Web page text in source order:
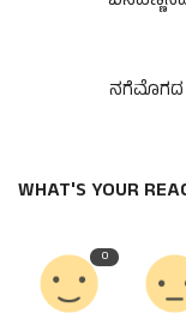
ನಗೆಮೊಗದ
WHAT'S YOUR
0